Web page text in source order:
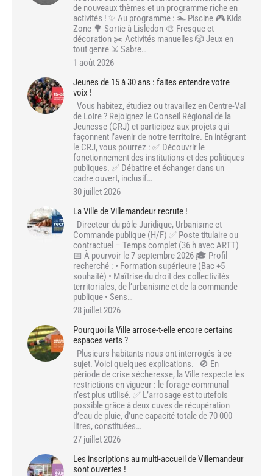
de nouveaux thèmes et un programme riche en
activités ! ✨ Au programme : 🏊 Piscine 🎮 Kids
Zone 🌳 Sortie à Lisledon 🎨 Fresque et
décoration ✂️ Activités manuelles 🎲 Jeux en
tout genre ⚔️ Sabre…
1 août 2026
Jeunes de 15 à 30 ans : faites entendre votre
voix !
Vous habitez, étudiez ou travaillez en Centre-Val
de Loire ? Rejoignez le Conseil Régional de la
Jeunesse (CRJ) et participez aux projets qui
façonnent l’avenir de notre territoire. En intégrant
le CRJ, vous pourrez : ✅ Découvrir le
fonctionnement des institutions et des politiques
publiques. ✅ Débattre et échanger dans un
cadre ouvert, inclusif…
30 juillet 2026
La Ville de Villemandeur recrute !
Directeur du pôle Juridique, Urbanisme et
Commande publique (H/F) ✅ Poste titulaire ou
contractuel – Temps complet (36 h avec ARTT)
📅 À pourvoir le 7 septembre 2026 🎓 Profil
recherché : • Formation supérieure (Bac +5
souhaité) • Maîtrise du droit des collectivités
territoriales, de l’urbanisme et de la commande
publique • Sens…
28 juillet 2026
Pourquoi la Ville arrose-t-elle encore certains
espaces verts ?
Plusieurs habitants nous ont interrogés à ce
sujet. Voici quelques explications. 🚫 En
période de crise sécheresse, la Ville respecte les
restrictions en vigueur : le forage communal
n’est plus utilisé. ✅ L’arrosage est toutefois
possible grâce à deux cuves de récupération
d’eau de pluie, d’une capacité totale de 70 000
litres, constituées…
27 juillet 2026
Les inscriptions au multi-accueil de Villemandeur
sont ouvertes !